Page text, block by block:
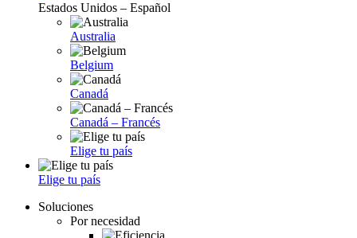
Estados Unidos – Español
Australia
Belgium
Canadá
Canadá – Francés
Elige tu país
Elige tu país
Soluciones
Por necesidad